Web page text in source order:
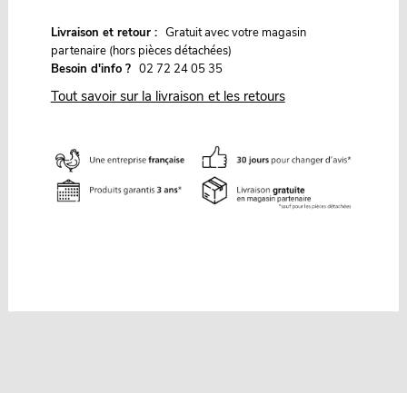
Livraison et retour : Gratuit avec votre magasin
partenaire (hors pièces détachées)
Besoin d'info ? 02 72 24 05 35
Tout savoir sur la livraison et les retours